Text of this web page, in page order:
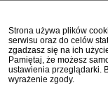
Strona używa plików
serwisu oraz do celów
zgadzasz się na ich
Pamiętaj, że możesz
ustawienia przeglądarki.
wyrażenie zgody.